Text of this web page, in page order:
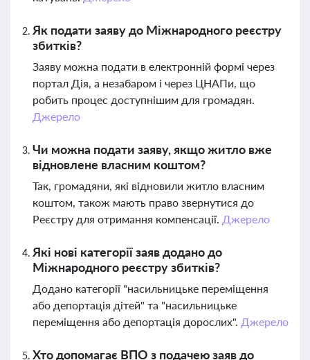
Як подати заяву до Міжнародного реєстру
збитків?
Заяву можна подати в електронній формі через
портал Дія, а незабаром і через ЦНАПи, що
робить процес доступнішим для громадян.
Джерело
Чи можна подати заяву, якщо житло вже
відновлене власним коштом?
Так, громадяни, які відновили житло власним
коштом, також мають право звернутися до
Реєстру для отримання компенсації. Джерело
Які нові категорії заяв додано до
Міжнародного реєстру збитків?
Додано категорії "насильницьке переміщення
або депортація дітей" та "насильницьке
переміщення або депортація дорослих". Джерело
Хто допомагає ВПО з подачею заяв до